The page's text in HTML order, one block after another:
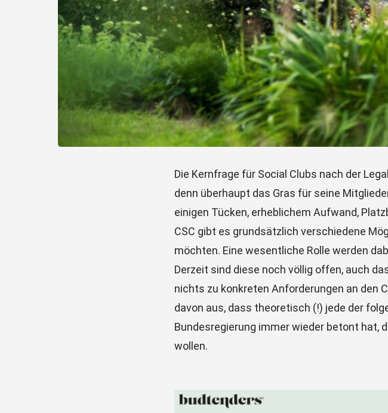
Die Kernfrage für Social Clubs nach der
denn überhaupt das Gras für seine
einigen Tücken, erheblichem Aufwand,
CSC gibt es grundsätzlich verschiedene
möchten. Eine wesentliche Rolle werden
Derzeit sind diese noch völlig offen, auch
nichts zu konkreten Anforderungen an den
davon aus, dass theoretisch (!) jede der
Bundesregierung immer wieder betont hat,
wollen.